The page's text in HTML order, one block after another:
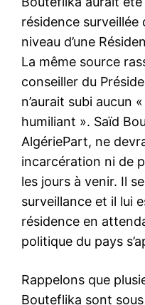
résidence surveillée
niveau d’une
La même source
conseiller du
n’aurait subi aucun
humiliant ». Saïd
AlgériePart, ne
incarcération ni de
les jours à venir. Il
surveillance et il lui
résidence en
politique du pays
Rappelons que
Bouteflika sont